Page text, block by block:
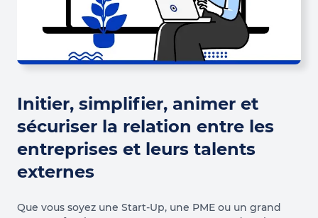
Initier, simplifier, animer et
sécuriser la relation entre les
entreprises et leurs talents
externes
Que vous soyez une Start-Up, une PME ou un grand